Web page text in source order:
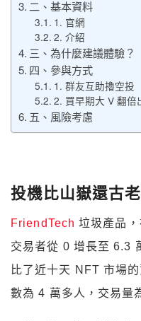
二、基本資料
1. 官網
2. 介紹
三、為什麼建議體驗？
四、參與方式
1. 群友互助擼空投
2. 買早期大 V 翻倍
五、風險考慮
投機比山嶽還古老
FriendTech垃圾產品
交易者從 0 增長至 6.3
比了近十天 NFT 市場
數為 4 萬多人，交易量